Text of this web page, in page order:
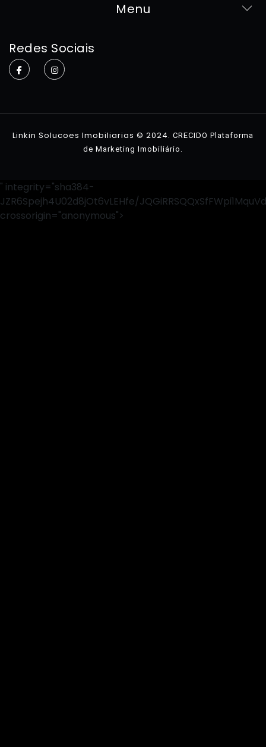
Menu
Redes Sociais
Linkin Solucoes Imobiliarias © 2024. CRECIDO Plataforma
de Marketing Imobiliário .
" integrity="sha384-
JZR6Spejh4U02d8jOt6vLEHfe/
crossorigin="anonymous">